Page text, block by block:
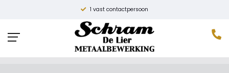
1 vast contactpersoon
KOOI SPORTVELD
» Kooi sportveld